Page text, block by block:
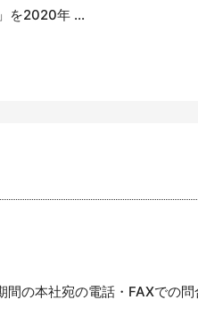
を2020年 ...
の本社宛の電話・FAXでの問